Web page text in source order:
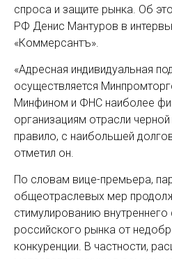
спроса и защите рынка. Об
РФ Денис Мантуров в
«Коммерсантъ».
«Адресная индивидуальная
осуществляется
Минфином и ФНС наиболее
организациям отрасли черной
правило, с наибольшей
отметил он.
По словам вице-премьера,
общеотраслевых мер
стимулированию внутреннего
российского рынка от
конкуренции. В частности,